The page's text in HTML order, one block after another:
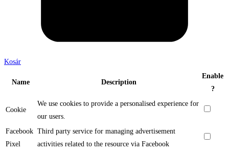
Kosár
Name Description
Enable
?
Cookie
We use cookies to provide a personalised experience for
our users.
Facebook
Pixel
Third party service for managing advertisement
activities related to the resource via Facebook